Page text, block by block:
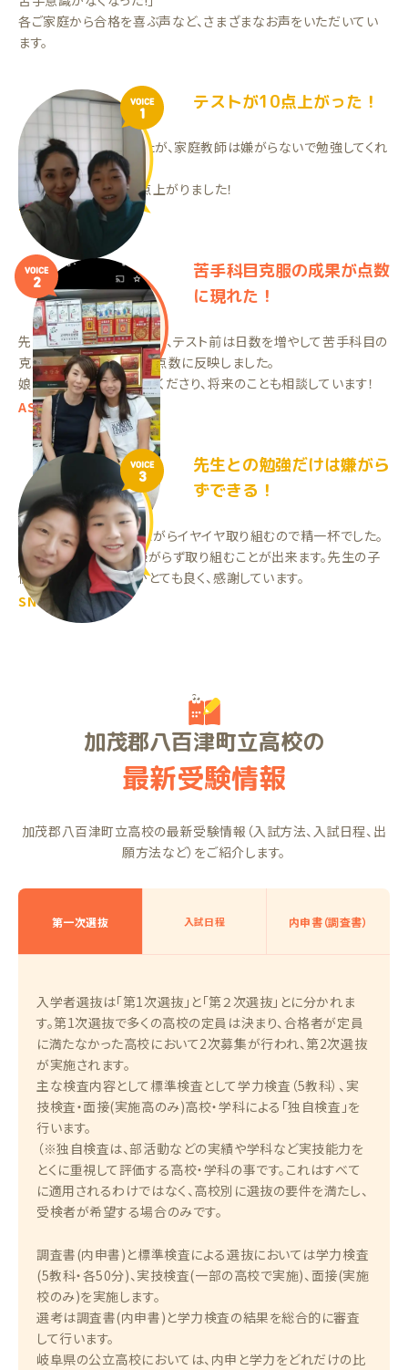
各ご家庭から合格を喜ぶ声など、さまざまなお声をいただいてい
ます。
VOICE
1
テストが10点上がった！
公文は嫌がっていましたが、家庭教師は嫌がらないで勉強してくれ
ました。
その結果、テストで10点上がりました！
TNくん（中2）
VOICE
2
苦手科目克服の成果が点数
に現れた！
先生との相性がとても良く、テスト前は日数を増やして苦手科目の
克服に励み、その結果が点数に反映しました。
娘を妹の様に可愛がってくださり、将来のことも相談しています！
ASちゃん（中3）
VOICE
3
先生との勉強だけは嫌がら
ずできる！
日々の宿題を、怒られながらイヤイヤ取り組むので精一杯でした。
先生との時間だけは嫌がらず取り組むことが出来ます。先生の子
供に対する受け入れがとても良く、感謝しています。
SNくん（小6）
加茂郡八百津町立高校の
最新受験情報
加茂郡八百津町立高校の最新受験情報（入試方法、入試日程、出
願方法など）をご紹介します。
第一次選抜 入試日程 内申書（調査書）
入学者選抜は「第1次選抜」と「第２次選抜」とに分かれま
す。第1次選抜で多くの高校の定員は決まり、合格者が定員
に満たなかった高校において2次募集が行われ、第2次選抜
が実施されます。
主な検査内容として標準検査として学力検査（5教科）、実
技検査・面接(実施高のみ)高校・学科による「独自検査」を
行います。
（※独自検査は、部活動などの実績や学科など実技能力を
とくに重視して評価する高校・学科の事です。これはすべて
に適用されるわけではなく、高校別に選抜の要件を満たし、
受検者が希望する場合のみです。
調査書(内申書)と標準検査による選抜においては学力検査
(5教科・各50分)、実技検査(一部の高校で実施)、面接(実施
校のみ)を実施します。
選考は調査書(内申書)と学力検査の結果を総合的に審査
して行います。
岐阜県の公立高校においては、内申と学力をどれだけの比